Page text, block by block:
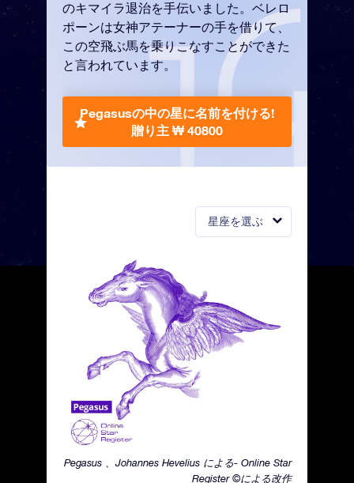
星座を選ぶ
Pegasus 、Johannes Hevelius による- Online Star
Register ©による改作
のキマイラ退治を手伝いました。ベレロ
ポーンは女神アテーナーの手を借りて、
この空飛ぶ馬を乗りこなすことができた
と言われています。
Pegasusの中の星に名前を付ける!
贈り主 ₩ 40800